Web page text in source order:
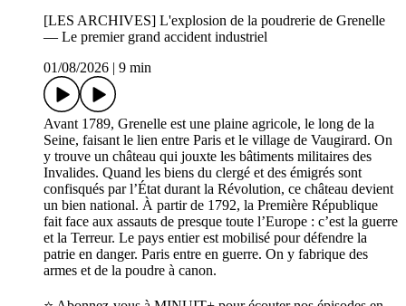
[LES ARCHIVES] L'explosion de la poudrerie de Grenelle
— Le premier grand accident industriel
01/08/2026
9 min
Avant 1789, Grenelle est une plaine agricole, le long de la
Seine, faisant le lien entre Paris et le village de Vaugirard. On
y trouve un château qui jouxte les bâtiments militaires des
Invalides. Quand les biens du clergé et des émigrés sont
confisqués par l’État durant la Révolution, ce château devient
un bien national. À partir de 1792, la Première République
fait face aux assauts de presque toute l’Europe : c’est la guerre
et la Terreur. Le pays entier est mobilisé pour défendre la
patrie en danger. Paris entre en guerre. On y fabrique des
armes et de la poudre à canon.